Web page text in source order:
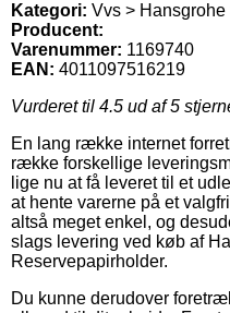
Kategori: Vvs >
Producent:
Varenummer: 1169740
EAN: 4011097516219
Vurderet til 4.5 ud af 5
En lang række internet
række forskellige
lige nu at få leveret til et
at hente varerne på et
altså meget enkel, og
slags levering ved køb af
Reservepapirholder.
Du kunne derudover